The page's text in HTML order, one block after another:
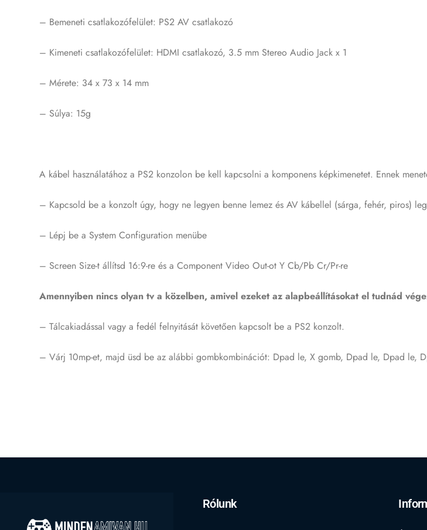
– Bemeneti csatlakozófelület: PS2 AV csatlakozó
– Kimeneti csatlakozófelület: HDMI csatlakozó, 3.5 mm Stereo Audio Jack x 1
– Mérete: 34 x 73 x 14 mm
– Súlya: 15g
A kábel használatához a PS2 konzolon be kell kapcsolni a komponens képkimenetet. Ennek
– Kapcsold be a konzolt úgy, hogy ne legyen benne lemez és AV kábellel (sárga, fehér, piros)
– Lépj be a System Configuration menübe
– Screen Size-t állítsd 16:9-re és a Component Video Out-ot Y Cb/Pb Cr/Pr-re
Amennyiben nincs olyan tv a közelben, amivel ezeket az alapbeállításokat el tudnád
– Tálcakiadással vagy a fedél felnyitását követően kapcsolt be a PS2 konzolt.
– Várj 10mp-et, majd üsd be az alábbi gombkombinációt: Dpad le, X gomb, Dpad le, Dpad le,
Rólunk